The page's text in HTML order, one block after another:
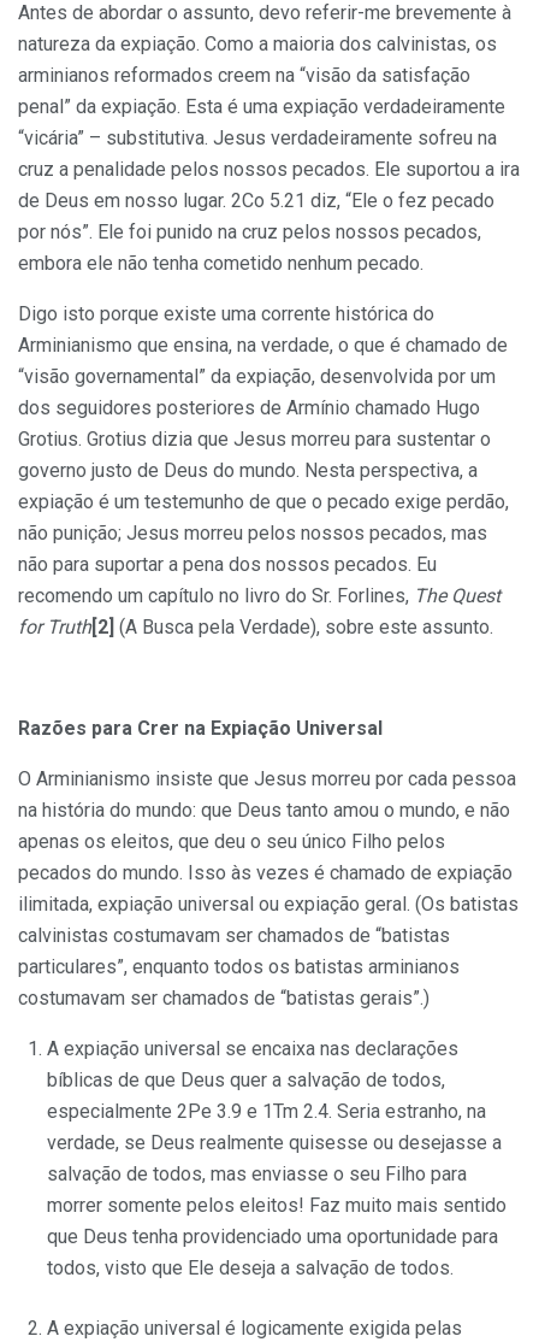
Antes de abordar o assunto, devo referir-me brevemente à
natureza da expiação. Como a maioria dos calvinistas, os
arminianos reformados creem na “visão da satisfação
penal” da expiação. Esta é uma expiação verdadeiramente
“vicária” – substitutiva. Jesus verdadeiramente sofreu na
cruz a penalidade pelos nossos pecados. Ele suportou a ira
de Deus em nosso lugar. 2Co 5.21 diz, “Ele o fez pecado
por nós”. Ele foi punido na cruz pelos nossos pecados,
embora ele não tenha cometido nenhum pecado.
Digo isto porque existe uma corrente histórica do
Arminianismo que ensina, na verdade, o que é chamado de
“visão governamental” da expiação, desenvolvida por um
dos seguidores posteriores de Armínio chamado Hugo
Grotius. Grotius dizia que Jesus morreu para sustentar o
governo justo de Deus do mundo. Nesta perspectiva, a
expiação é um testemunho de que o pecado exige perdão,
não punição; Jesus morreu pelos nossos pecados, mas
não para suportar a pena dos nossos pecados. Eu
recomendo um capítulo no livro do Sr. Forlines, The Quest
for Truth[2] (A Busca pela Verdade), sobre este assunto.
Razões para Crer na Expiação Universal
O Arminianismo insiste que Jesus morreu por cada pessoa
na história do mundo: que Deus tanto amou o mundo, e não
apenas os eleitos, que deu o seu único Filho pelos
pecados do mundo. Isso às vezes é chamado de expiação
ilimitada, expiação universal ou expiação geral. (Os batistas
calvinistas costumavam ser chamados de “batistas
particulares”, enquanto todos os batistas arminianos
costumavam ser chamados de “batistas gerais”.)
A expiação universal se encaixa nas declarações
bíblicas de que Deus quer a salvação de todos,
especialmente 2Pe 3.9 e 1Tm 2.4. Seria estranho, na
verdade, se Deus realmente quisesse ou desejasse a
salvação de todos, mas enviasse o seu Filho para
morrer somente pelos eleitos! Faz muito mais sentido
que Deus tenha providenciado uma oportunidade para
todos, visto que Ele deseja a salvação de todos.
A expiação universal é logicamente exigida pelas